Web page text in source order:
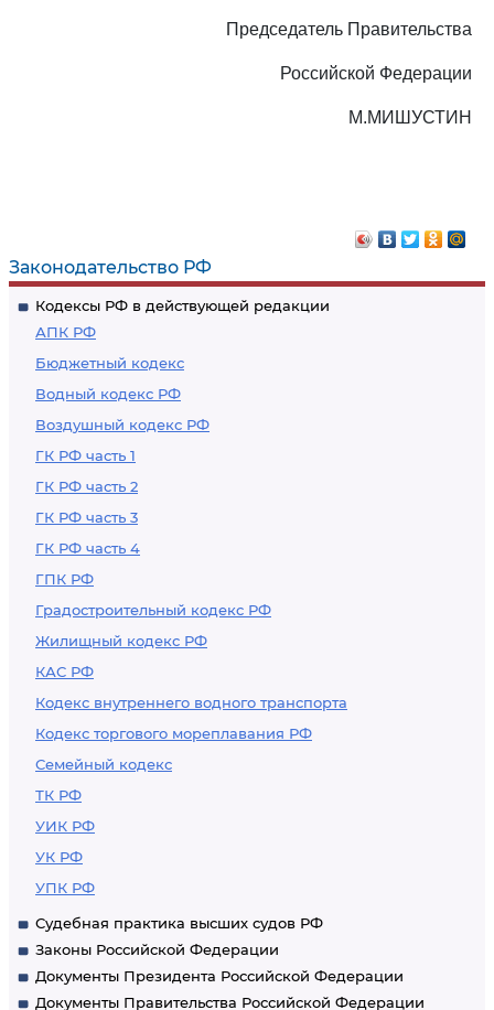
Законодательство РФ
Кодексы РФ в действующей редакции
АПК РФ
Бюджетный кодекс
Водный кодекс РФ
Воздушный кодекс РФ
ГК РФ часть 1
ГК РФ часть 2
ГК РФ часть 3
ГК РФ часть 4
ГПК РФ
Градостроительный кодекс РФ
Жилищный кодекс РФ
КАС РФ
Кодекс внутреннего водного транспорта
Кодекс торгового мореплавания РФ
Семейный кодекс
ТК РФ
УИК РФ
УК РФ
УПК РФ
Судебная практика высших судов РФ
Законы Российской Федерации
Документы Президента Российской Федерации
Документы Правительства Российской Федерации
Председатель Правительства
Российской Федерации
М.МИШУСТИН